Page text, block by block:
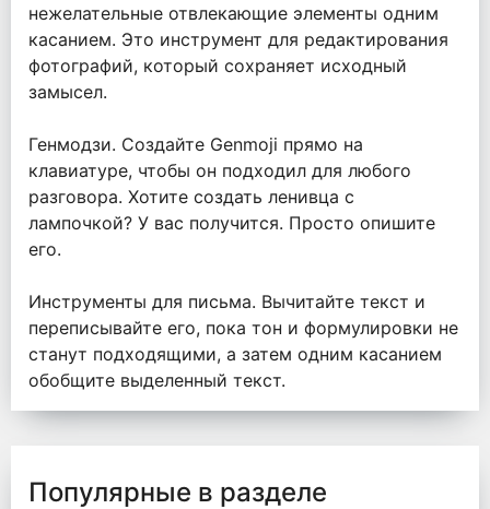
нежелательные отвлекающие элементы одним
касанием. Это инструмент для редактирования
фотографий, который сохраняет исходный
замысел.
Генмодзи. Создайте Genmoji прямо на
клавиатуре, чтобы он подходил для любого
разговора. Хотите создать ленивца с
лампочкой? У вас получится. Просто опишите
его.
Инструменты для письма. Вычитайте текст и
переписывайте его, пока тон и формулировки не
станут подходящими, а затем одним касанием
обобщите выделенный текст.
Популярные в разделе